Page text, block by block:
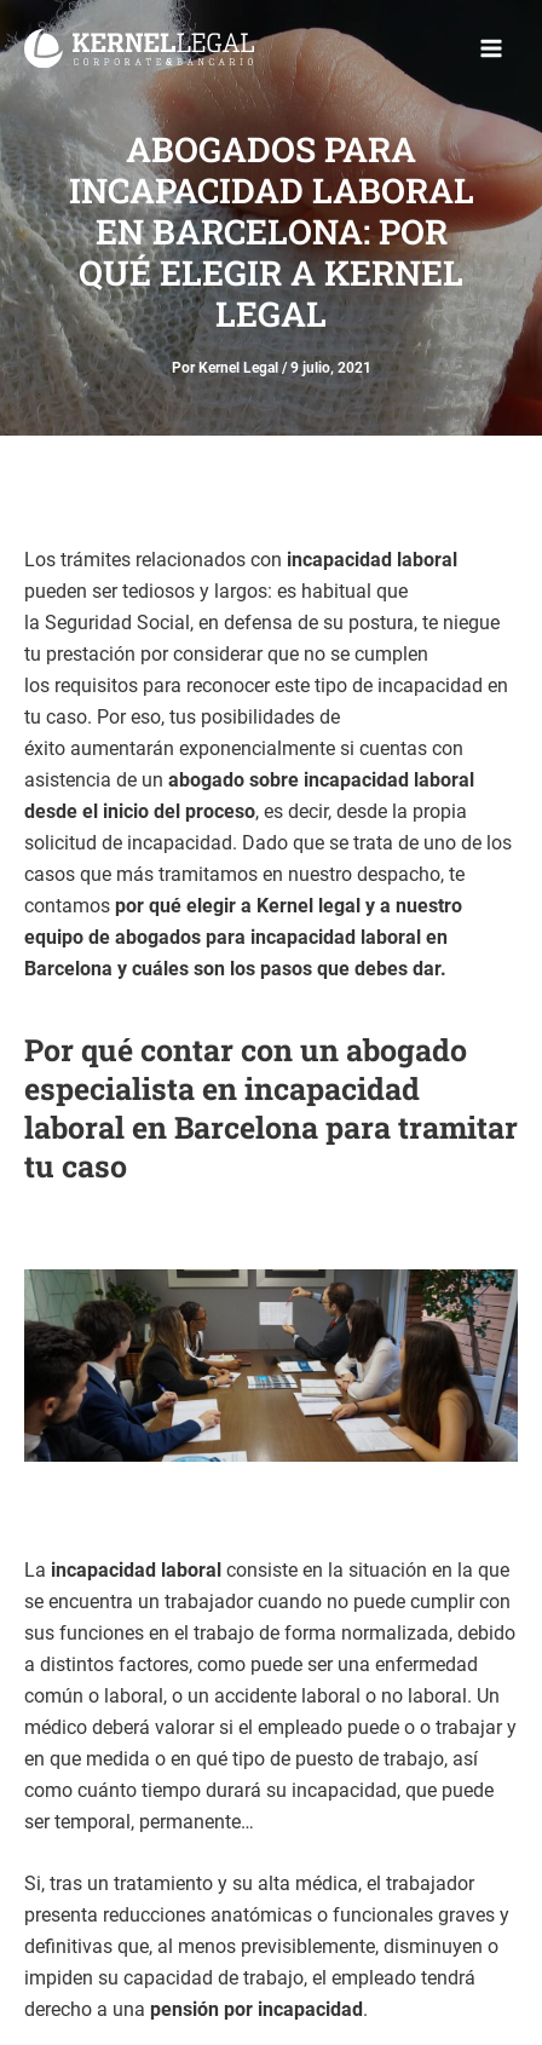
al
contenido
ABOGADOS PARA
INCAPACIDAD LABORAL
EN BARCELONA: POR
QUÉ ELEGIR A KERNEL
LEGAL
Por Kernel Legal /9 julio, 2021
Los trámites relacionados con incapacidad laboral
pueden ser tediosos y largos: es habitual que
la Seguridad Social, en defensa de su postura, te niegue
tu prestación por considerar que no se cumplen
los requisitos para reconocer este tipo de incapacidad en
tu caso. Por eso, tus posibilidades de
éxito aumentarán exponencialmente si cuentas con
asistencia de un abogado sobre incapacidad laboral
desde el inicio del proceso, es decir, desde la propia
solicitud de incapacidad. Dado que se trata de uno de los
casos que más tramitamos en nuestro despacho, te
contamos por qué elegir a Kernel legal y a nuestro
equipo de abogados para incapacidad laboral en
Barcelona y cuáles son los pasos que debes dar.
Por qué contar con un abogado
especialista en incapacidad
laboral en Barcelona para tramitar
tu caso
La incapacidad laboral consiste en la situación en la que
se encuentra un trabajador cuando no puede cumplir con
sus funciones en el trabajo de forma normalizada, debido
a distintos factores, como puede ser una enfermedad
común o laboral, o un accidente laboral o no laboral. Un
médico deberá valorar si el empleado puede o o trabajar y
en que medida o en qué tipo de puesto de trabajo, así
como cuánto tiempo durará su incapacidad, que puede
ser temporal, permanente…
Si, tras un tratamiento y su alta médica, el trabajador
presenta reducciones anatómicas o funcionales graves y
definitivas que, al menos previsiblemente, disminuyen o
impiden su capacidad de trabajo, el empleado tendrá
derecho a una pensión por incapacidad .